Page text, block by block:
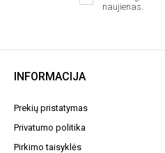
naujienas.
INFORMACIJA
Prekių pristatymas
Privatumo politika
Pirkimo taisyklės